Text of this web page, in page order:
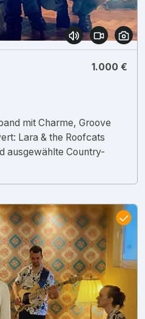
1.000 €
mit Charme, Groove
Lara & the Roofcats
ausgewählte Country-